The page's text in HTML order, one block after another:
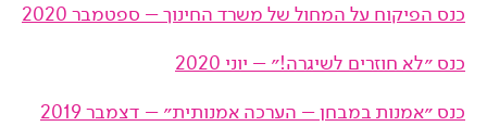
כנס הפיקוח על המחול של משרד החינוך – ספטמבר 2020
כנס ״לא חוזרים לשיגרה!״ – יוני 2020
כנס ״אמנות במבחן – הערכה אמנותית״ – דצמבר 2019